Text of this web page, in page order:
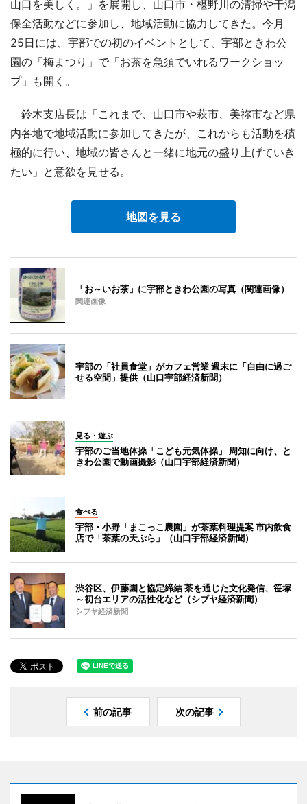
山口を美しく。」を展開し、山口市・椹野川の清掃や干潟
保全活動などに参加し、地域活動に協力してきた。今月
25日には、宇部での初のイベントとして、宇部ときわ公
園の「梅まつり」で「お茶を急須でいれるワークショッ
プ」も開く。
鈴木支店長は「これまで、山口市や萩市、美祢市など県
内各地で地域活動に参加してきたが、これからも活動を積
極的に行い、地域の皆さんと一緒に地元の盛り上げていき
たい」と意欲を見せる。
地図を見る
「お～いお茶」に宇部ときわ公園の写真（関連画像）
関連画像
宇部の「社員食堂」がカフェ営業 週末に「自由に過ご
せる空間」提供（山口宇部経済新聞）
見る・遊ぶ
宇部のご当地体操「こども元気体操」 周知に向け、と
きわ公園で動画撮影（山口宇部経済新聞）
食べる
宇部・小野「まこっこ農園」が茶葉料理提案 市内飲食
店で「茶葉の天ぷら」（山口宇部経済新聞）
渋谷区、伊藤園と協定締結 茶を通じた文化発信、笹塚
～初台エリアの活性化など（シブヤ経済新聞）
シブヤ経済新聞
前の記事 次の記事